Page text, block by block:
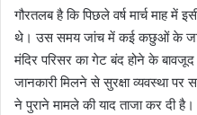
गौरतलब है कि पिछले वर्ष मार्च माह
थे। उस समय जांच में कई कछुओं के
मंदिर परिसर का गेट बंद होने के
जानकारी मिलने से सुरक्षा व्यवस्था
ने पुराने मामले की याद ताजा कर दी है।